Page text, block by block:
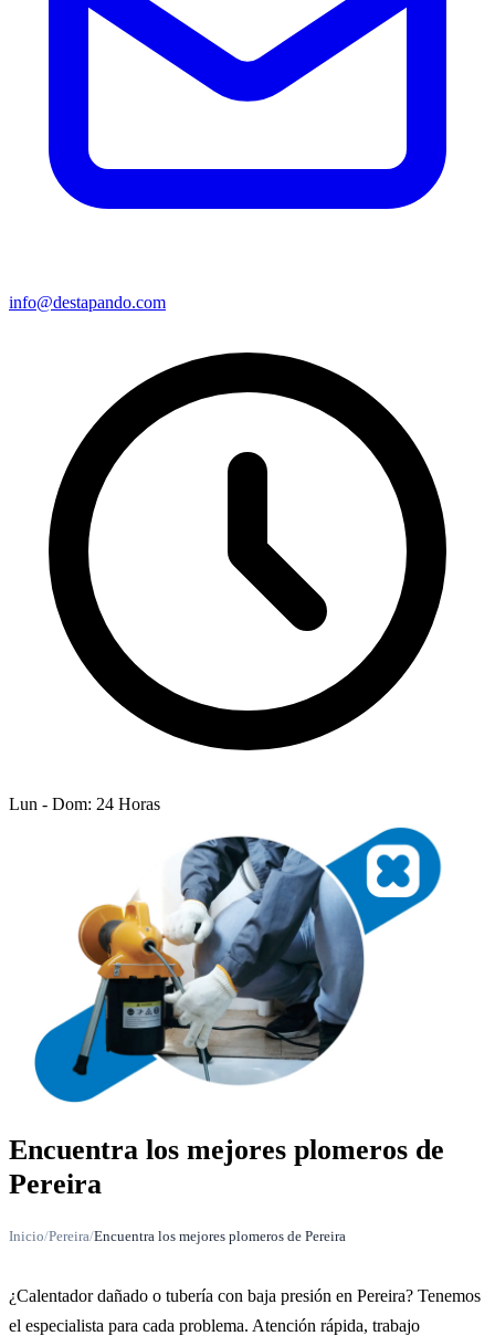
info@destapando.com
Lun - Dom: 24 Horas
Encuentra los mejores plomeros de
Pereira
Inicio/Pereira/Encuentra los mejores plomeros de Pereira
¿Calentador dañado o tubería con baja presión en Pereira? Tenemos
el especialista para cada problema. Atención rápida, trabajo